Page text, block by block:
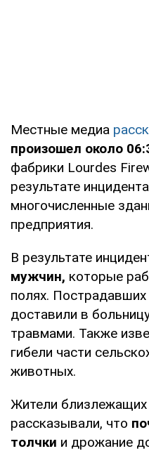
Местные медиа
произошел около
фабрики Lourdes
результате
многочисленные
предприятия.
В результате
мужчин, которые
полях.
доставили в
травмами. Также
гибели части
животных.
Жители близлежащих
рассказывали, что
толчки и дрожание